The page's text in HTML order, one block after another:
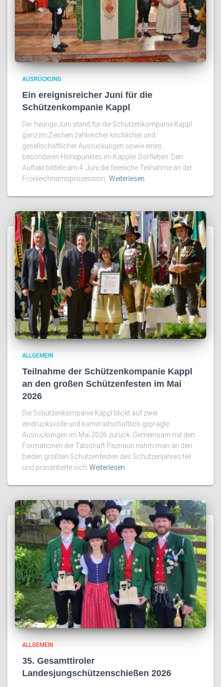
AUSRÜCKUNG
Ein ereignisreicher Juni für die
Schützenkompanie Kappl
Der heurige Juni stand für die Schützenkompanie Kappl
ganz im Zeichen zahlreicher kirchlicher und
gesellschaftlicher Ausrückungen sowie eines
besonderen Höhepunktes im Kappler Dorfleben. Den
Auftakt bildete am 4. Juni die feierliche Teilnahme an der
Fronleichnamsprozession, Weiterlesen
ALLGEMEIN
Teilnahme der Schützenkompanie Kappl
an den großen Schützenfesten im Mai
2026
Die Schützenkompanie Kappl blickt auf zwei
eindrucksvolle und kameradschaftlich geprägte
Ausrückungen im Mai 2026 zurück. Gemeinsam mit den
Formationen der Talschaft Paznaun nahm man an den
beiden größten Schützenfesten des Schützenjahres teil
und präsentierte sich Weiterlesen
ALLGEMEIN
35. Gesamttiroler
Landesjungschützenschießen 2026